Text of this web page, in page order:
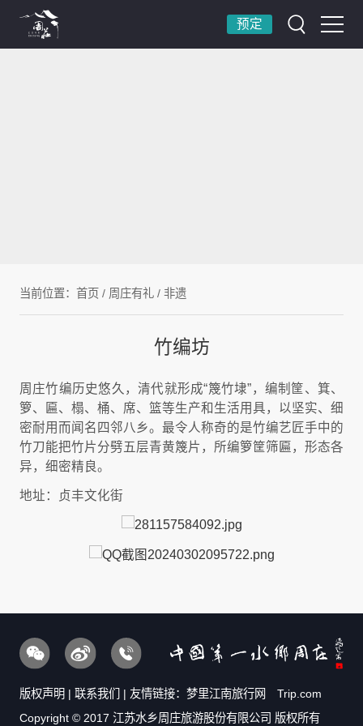
预定
当前位置： 首页 / 周庄有礼 / 非遗
竹编坊
周庄竹编历史悠久，清代就形成“篾竹埭”，编制筐、箕、
箩、匾、榻、桶、席、篮等生产和生活用具，以坚实、细
密耐用而闻名四邻八乡。最令人称奇的是竹编艺匠手中的
竹刀能把竹片分劈五层青黄篾片，所编箩筐筛匾，形态各
异，细密精良。
地址：贞丰文化街
版权声明 | 联系我们 | 友情链接： 梦里江南旅行网
Trip.com
Copyright © 2017 江苏水乡周庄旅游股份有限公司 版权所有